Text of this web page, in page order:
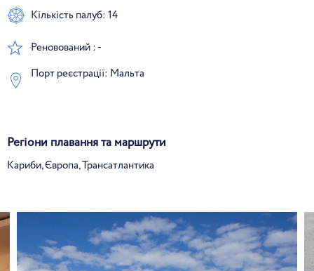
Кількість палуб: 14
Реновований : -
Порт реєстрації: Мальта
Регіони плавання та маршрути
Кариби, Європа, Трансатлантика